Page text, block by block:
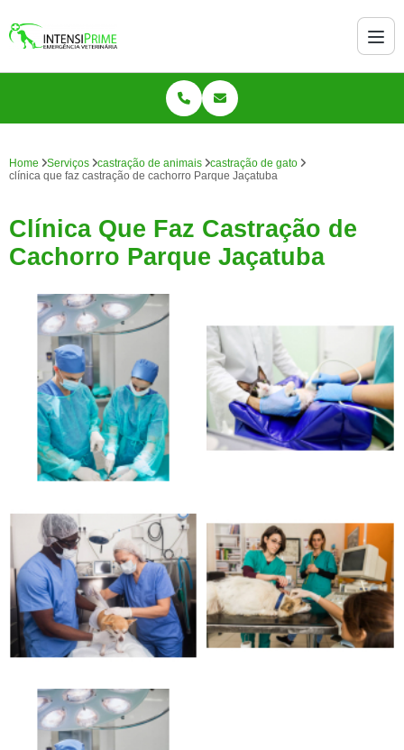
Home Serviços castração de animais
castração de gato
clínica que faz castração de cachorro Parque Jaçatuba
Clínica Que Faz Castração de
Cachorro Parque Jaçatuba